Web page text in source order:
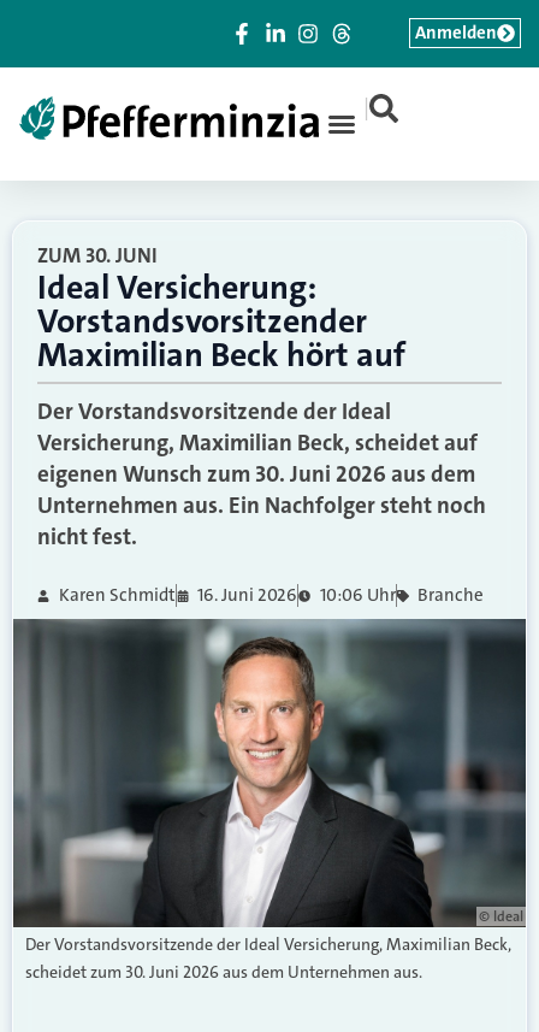
|
Anmelden
ZUM 30. JUNI
Ideal Versicherung:
Vorstandsvorsitzender
Maximilian Beck hört auf
Der Vorstandsvorsitzende der Ideal
Versicherung, Maximilian Beck, scheidet auf
eigenen Wunsch zum 30. Juni 2026 aus dem
Unternehmen aus. Ein Nachfolger steht noch
nicht fest.
Karen Schmidt 16. Juni 2026 10:06 Uhr Branche
© Ideal
Der Vorstandsvorsitzende der Ideal Versicherung, Maximilian Beck,
scheidet zum 30. Juni 2026 aus dem Unternehmen aus.